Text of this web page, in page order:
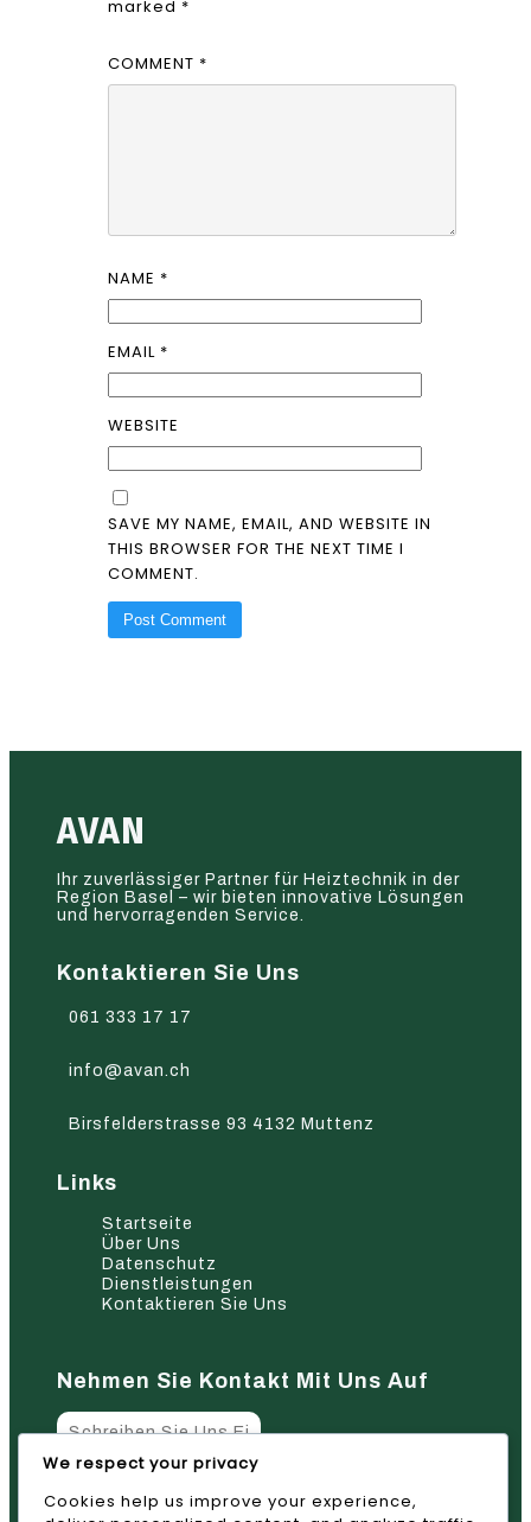
marked *
COMMENT *
NAME *
EMAIL *
WEBSITE
SAVE MY NAME, EMAIL, AND WEBSITE IN
THIS BROWSER FOR THE NEXT TIME I
COMMENT.
AVAN
Ihr zuverlässiger Partner für Heiztechnik in der
Region Basel – wir bieten innovative Lösungen
und hervorragenden Service.
Kontaktieren Sie Uns
061 333 17 17
info@avan.ch
Birsfelderstrasse 93 4132 Muttenz
Links
Startseite
Über Uns
Datenschutz
Dienstleistungen
Kontaktieren Sie Uns
Nehmen Sie Kontakt Mit Uns Auf
Absenden
We respect your privacy
Cookies help us improve your experience,